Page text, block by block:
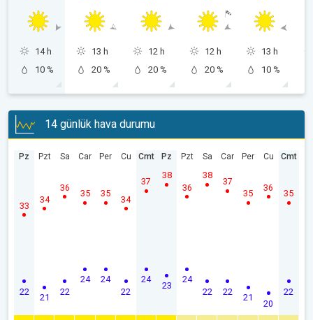
14 h
10 %
13 h
20 %
12 h
20 %
12 h
20 %
13 h
10 %
14 günlük hava durumu
Pz
22
33
Pzt
21
34
Sa
22
36
Car
24
35
Per
24
35
Cu
22
34
Cmt
24
37
Pz
23
38
Pzt
24
36
Sa
22
38
Car
22
37
Per
21
35
Cu
20
36
Cmt
22
35